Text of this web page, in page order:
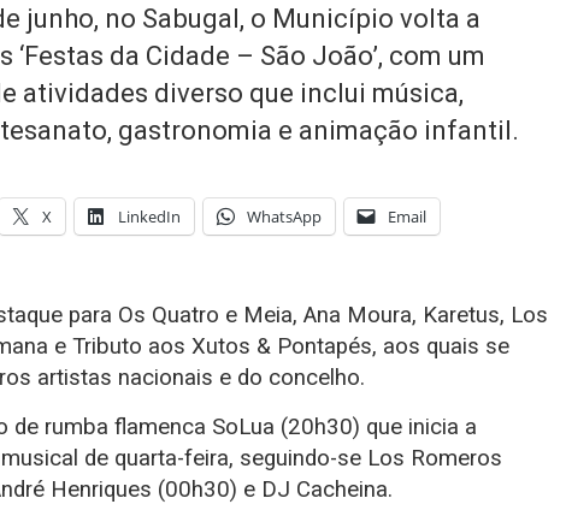
junho, no Sabugal, o Município volta a
‘Festas da Cidade – São João’, com um
atividades diverso que inclui música,
gastronomia e animação infantil.
X LinkedIn WhatsApp Email
para Os Quatro e Meia, Ana Moura, Karetus, Los
e Tributo aos Xutos & Pontapés, aos quais se
artistas nacionais e do concelho.
de rumba flamenca SoLua (20h30) que inicia a
de quarta-feira, seguindo-se Los Romeros
Henriques (00h30) e DJ Cacheina.